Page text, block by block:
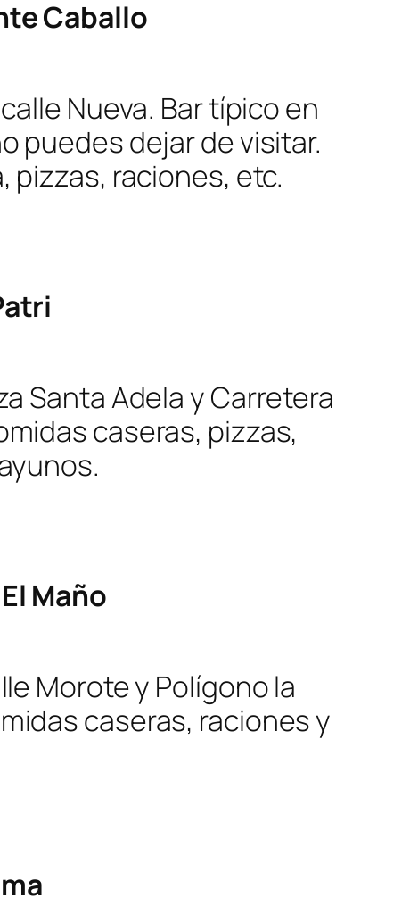
Caballo
Nueva. Bar típico en
puedes dejar de visitar.
pizzas, raciones, etc.
Santa Adela y Carretera
caseras, pizzas,
Maño
Morote y Polígono la
caseras, raciones y